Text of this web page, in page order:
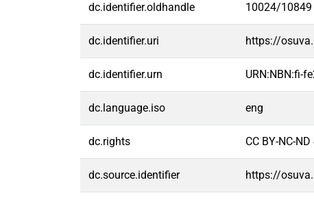
dc.identifier.oldhandle 10024/10849
dc.identifier.uri https://
dc.identifier.urn URN:NBN:fi-
dc.language.iso eng
dc.rights CC BY-NC-ND
dc.source.identifier https://